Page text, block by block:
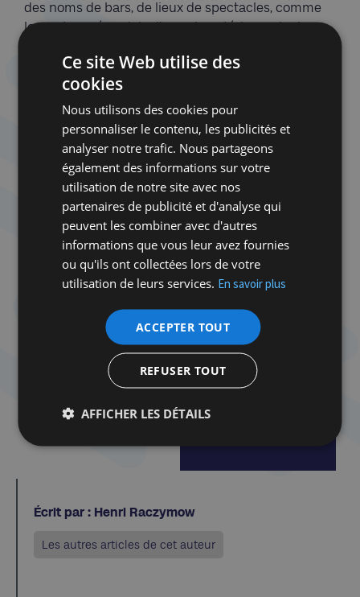
des noms de bars, de lieux de spectacles, comme
les restes mémoriels d’une vie antérieure dont ne
n’était qu’un rêve… On n’est sûr de rien, la mémoire
s’embrouille, cela fait si longtemps… On dirait du
Modiano s’amusant – ou s’efforçant – à faire du
Modiano, et à y parvenir comme un grand artiste,
comme Duras excellait à faire du Duras ou Chagall
du Chagall.
A lire également
Je lis, tu lis, ils
écrivent… Paule
Darmon,
Cherche David
éperdument,
roman, Éditions
de l’Antilope, 321
Écrit par : Henri Raczymow
Les autres articles de cet auteur
Ce site Web utilise des
cookies
Nous utilisons des cookies pour
personnaliser le contenu, les publicités et
analyser notre trafic. Nous partageons
également des informations sur votre
utilisation de notre site avec nos
partenaires de publicité et d'analyse qui
peuvent les combiner avec d'autres
informations que vous leur avez fournies
ou qu'ils ont collectées lors de votre
utilisation de leurs services. En savoir plus
ACCEPTER TOUT
REFUSER TOUT
AFFICHER LES DÉTAILS